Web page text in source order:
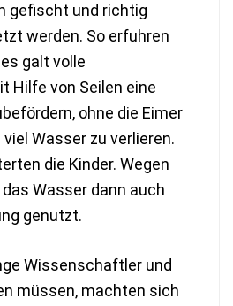
gefischt und richtig
werden. So erfuhren
galt volle
Hilfe von Seilen eine
ohne die Eimer
Wasser zu verlieren.
die Kinder. Wegen
Wasser dann auch
genutzt.
Wissenschaftler und
müssen, machten sich